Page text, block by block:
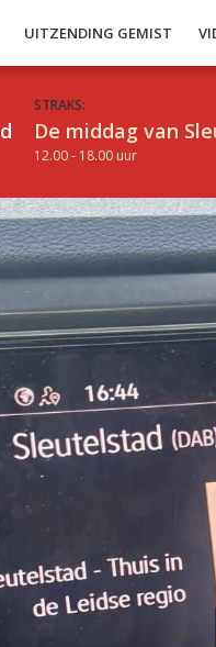
UITZENDING GEMIST
STRAKS:
De middag van
12.00 - 18.00 uur